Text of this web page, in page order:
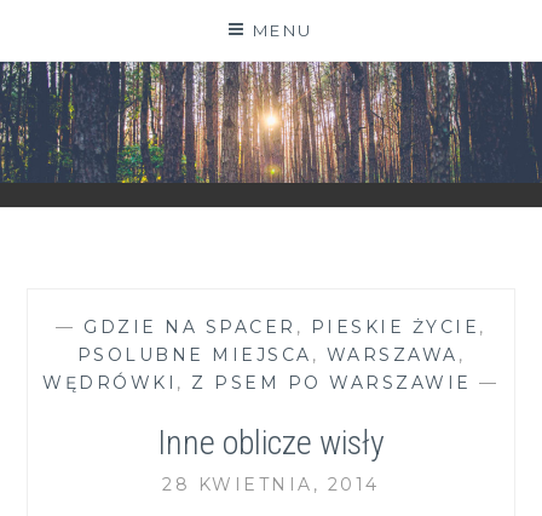
content
MENU
ZGRANESTADO.PL
FOTOGRAFICZNE ZAPISKI DNIA CODZIENNEGO
— GDZIE NA SPACER , PIESKIE ŻYCIE ,
PSOLUBNE MIEJSCA , WARSZAWA ,
WĘDRÓWKI , Z PSEM PO WARSZAWIE —
Inne oblicze wisły
28 KWIETNIA, 2014